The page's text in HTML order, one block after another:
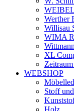
Werther
Willisau
WIMA
XL
WEBSHOP
Stoff
Holz